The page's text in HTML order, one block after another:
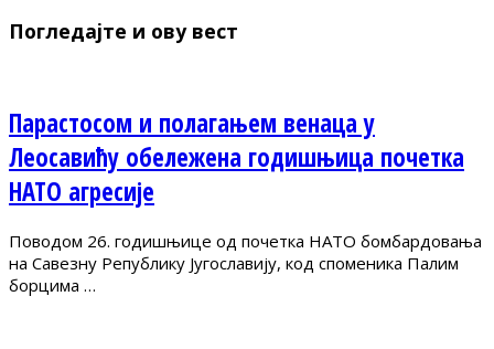
Погледајте и ову вест
Парастосом и полагањем венаца у
Леосавићу обележена годишњица почетка
НАТО агресије
Поводом 26. годишњице од почетка НАТО бомбардовања
на Савезну Републику Југославију, код споменика Палим
борцима …